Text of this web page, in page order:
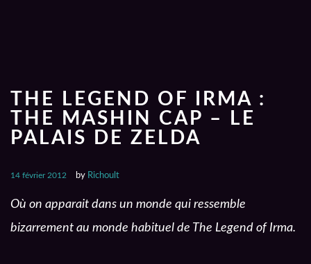
THE LEGEND OF IRMA :
THE MASHIN CAP – LE
PALAIS DE ZELDA
14 février 2012 by Richoult
Où on apparait dans un monde qui ressemble
bizarrement au monde habituel de The Legend of Irma.